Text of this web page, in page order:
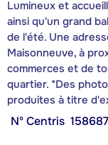
Lumineux et
ainsi qu'un grand
de l'été. Une
Maisonneuve, à
commerces et de
quartier. *Des
produites à titre
Nº Centris